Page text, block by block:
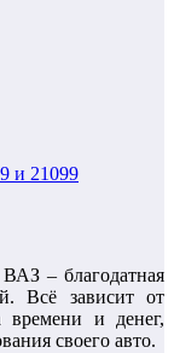
и 21099
– благодатная
Всё зависит от
времени и денег,
своего авто.